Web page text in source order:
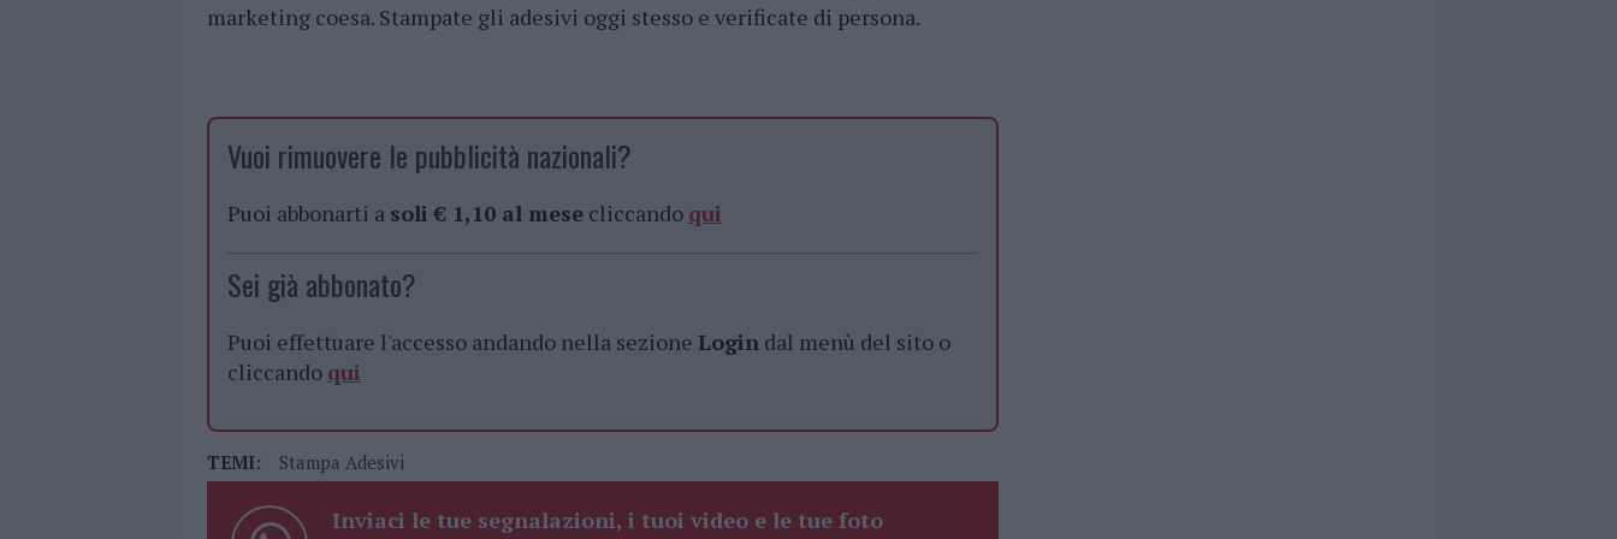
marketing coesa. Stampate gli adesivi oggi stesso e verificate di persona.
Vuoi rimuovere le pubblicità nazionali?
Puoi abbonarti a soli € 1,10 al mese cliccando qui
Sei già abbonato?
Puoi effettuare l'accesso andando nella sezione Login dal menù del sito o
cliccando qui
TEMI: Stampa Adesivi
Inviaci le tue segnalazioni, i tuoi video e le tue foto